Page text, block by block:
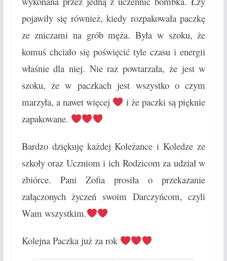
pojawiły się również, kiedy rozpakowała paczkę
ze zniczami na grób męża. Była w szoku, że
komuś chciało się poświęcić tyle czasu i energii
właśnie dla niej. Nie raz powtarzała, że jest w
szoku, że w paczkach jest wszystko o czym
marzyła, a nawet więcej
i że paczki są pięknie
zapakowane.
Bardzo dziękuję każdej Koleżance i Koledze ze
szkoły oraz Uczniom i ich Rodzicom za udział w
zbiórce. Pani Zofia prosiła o przekazanie
załączonych życzeń swoim Darczyńcom, czyli
Wam wszystkim.
Kolejna Paczka już za rok